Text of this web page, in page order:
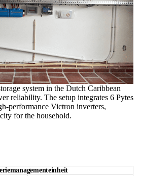
system in the Dutch Caribbean
reliability. The setup integrates 6 Pytes
performance Victron inverters,
for the household.